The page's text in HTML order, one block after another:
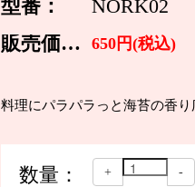
型番：
NORK02
販売価格：
650円(税込)
料理にパラパラっと海苔の香
数量： + -